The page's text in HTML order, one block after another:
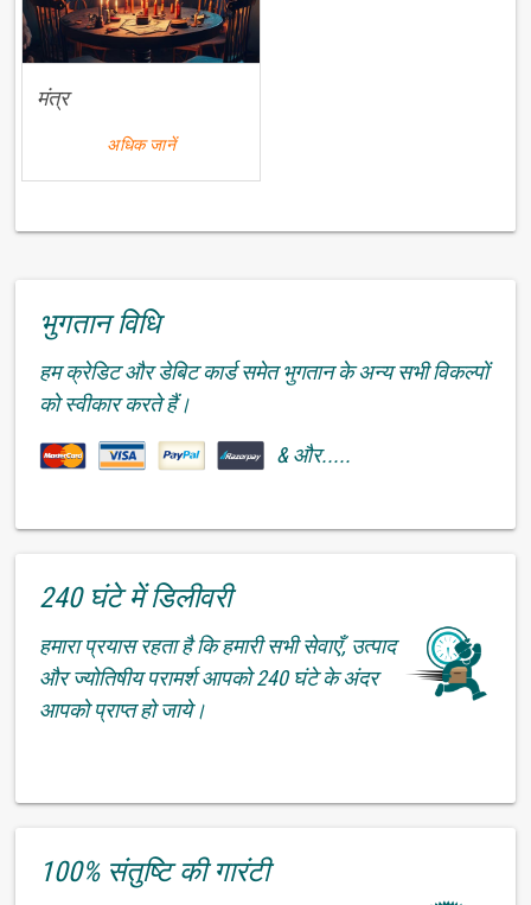
मंत्र
अधिक जानें
भुगतान विधि
हम क्रेडिट और डेबिट कार्ड समेत भुगतान के अन्य सभी विकल्पों
को स्वीकार करते हैं।
& और.....
240 घंटे में डिलीवरी
हमारा प्रयास रहता है कि हमारी सभी सेवाएँ, उत्पाद
और ज्योतिषीय परामर्श आपको 240 घंटे के अंदर
आपको प्राप्त हो जाये।
100% संतुष्टि की गारंटी